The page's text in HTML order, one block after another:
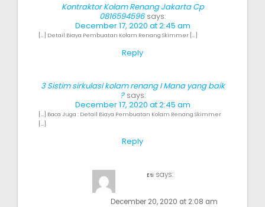
Kontraktor Kolam Renang Jakarta Cp
0816594596 says:
December 17, 2020 at 2:45 am
[…] Detail Biaya Pembuatan Kolam Renang Skimmer […]
Reply
3 Sistim sirkulasi kolam renang I Mana yang baik
? says:
December 17, 2020 at 2:45 am
[…] Baca Juga : Detail Biaya Pembuatan Kolam Renang Skimmer
[…]
Reply
Eti says:
December 20, 2020 at 2:08 am